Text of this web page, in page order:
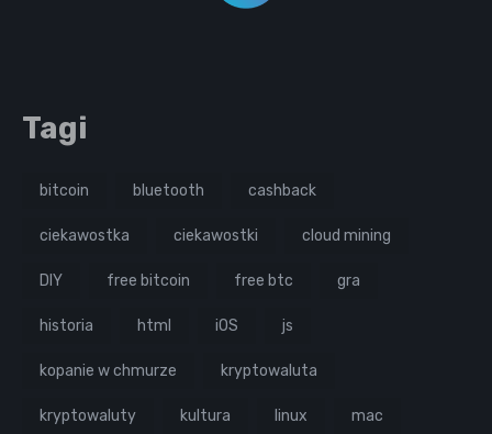
Tagi
bitcoin bluetooth cashback
ciekawostka ciekawostki cloud mining
DIY free bitcoin free btc gra
historia html iOS js
kopanie w chmurze kryptowaluta
kryptowaluty kultura linux mac